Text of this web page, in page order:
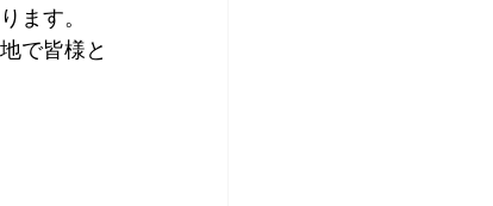
ます。
で皆様と